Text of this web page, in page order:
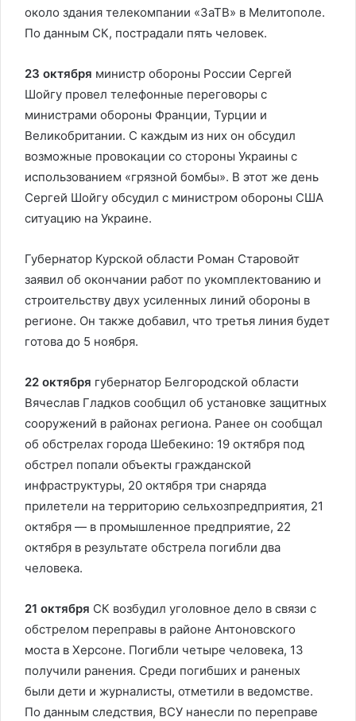
около здания телекомпании «ЗаТВ» в Мелитополе.
По данным СК, пострадали пять человек.
23 октября министр обороны России Сергей
Шойгу провел телефонные переговоры с
министрами обороны Франции, Турции и
Великобритании. С каждым из них он обсудил
возможные провокации со стороны Украины с
использованием «грязной бомбы». В этот же день
Сергей Шойгу обсудил с министром обороны США
ситуацию на Украине.
Губернатор Курской области Роман Старовойт
заявил об окончании работ по укомплектованию и
строительству двух усиленных линий обороны в
регионе. Он также добавил, что третья линия будет
готова до 5 ноября.
22 октября губернатор Белгородской области
Вячеслав Гладков сообщил об установке защитных
сооружений в районах региона. Ранее он сообщал
об обстрелах города Шебекино: 19 октября под
обстрел попали объекты гражданской
инфраструктуры, 20 октября три снаряда
прилетели на территорию сельхозпредприятия, 21
октября — в промышленное предприятие, 22
октября в результате обстрела погибли два
человека.
21 октября СК возбудил уголовное дело в связи с
обстрелом переправы в районе Антоновского
моста в Херсоне. Погибли четыре человека, 13
получили ранения. Среди погибших и раненых
были дети и журналисты, отметили в ведомстве.
По данным следствия, ВСУ нанесли по переправе